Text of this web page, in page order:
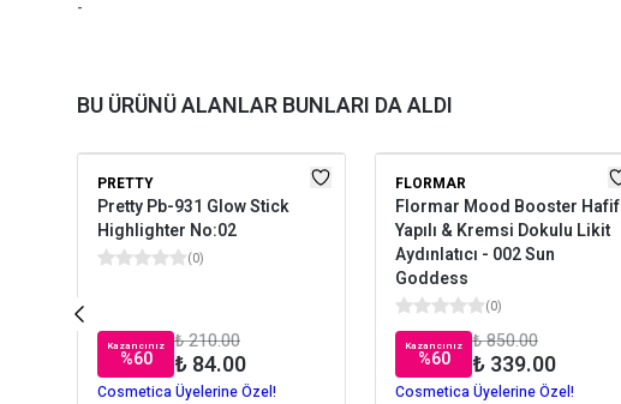
-
BU ÜRÜNÜ ALANLAR BUNLARI DA ALDI
PRETTY
Pretty Pb-931 Glow Stick
Highlighter No:02
(0)
Kazancınız
%60
₺ 210.00
₺ 84.00
Cosmetica Üyelerine Özel!
FLORMAR
Flormar Mood Booster Hafif
Yapılı & Kremsi Dokulu Likit
Aydınlatıcı - 002 Sun
Goddess
(0)
Kazancınız
%60
₺ 850.00
₺ 339.00
Cosmetica Üyelerine Özel!